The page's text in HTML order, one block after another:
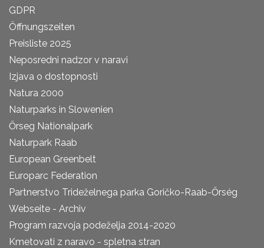
GDPR
Öffnungszeiten
Preisliste 2025
Neposredni nadzor v naravi
Izjava o dostopnosti
Natura 2000
Naturparks in Slowenien
Őrseg Nationalpark
Naturpark Raab
European Greenbelt
Europarc Federation
Partnerstvo Trideželnega parka Goričko-Raab-Őrség
Webseite - Archiv
Program razvoja podeželja 2014-2020
Kmetovati z naravo - spletna stran